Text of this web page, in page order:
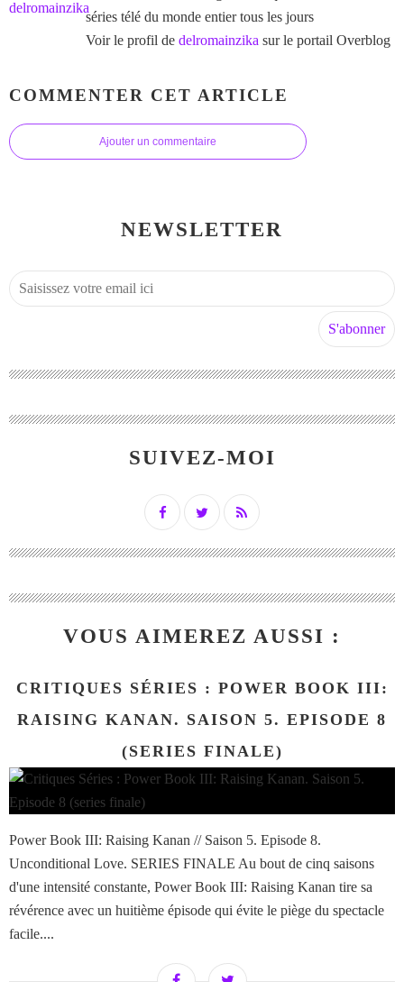
séries télé du monde entier tous les jours
Voir le profil de delromainzika sur le portail Overblog
COMMENTER CET ARTICLE
Ajouter un commentaire
NEWSLETTER
SUIVEZ-MOI
VOUS AIMEREZ AUSSI :
CRITIQUES SÉRIES : POWER BOOK III:
RAISING KANAN. SAISON 5. EPISODE 8
(SERIES FINALE)
Power Book III: Raising Kanan // Saison 5. Episode 8.
Unconditional Love. SERIES FINALE Au bout de cinq saisons
d'une intensité constante, Power Book III: Raising Kanan tire sa
révérence avec un huitième épisode qui évite le piège du spectacle
facile....